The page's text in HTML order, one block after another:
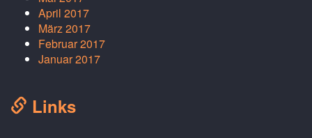
April 2017
März 2017
Februar 2017
Januar 2017
Links